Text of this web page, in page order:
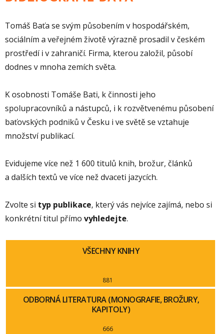
Tomáš Baťa se svým působením v hospodářském,
sociálním a veřejném životě výrazně prosadil v českém
prostředí i v zahraničí. Firma, kterou založil, působí
dodnes v mnoha zemích světa.
K osobnosti Tomáše Bati, k činnosti jeho
spolupracovníků a nástupců, i k rozvětvenému působení
baťovských podniků v Česku i ve světě se vztahuje
množství publikací.
Evidujeme více než 1 600 titulů knih, brožur, článků
a dalších textů ve více než dvaceti jazycích.
Zvolte si typ publikace, který vás nejvíce zajímá, nebo si
konkrétní titul přímo vyhledejte.
VŠECHNY KNIHY
881
ODBORNÁ LITERATURA (MONOGRAFIE, BROŽURY,
KAPITOLY)
666